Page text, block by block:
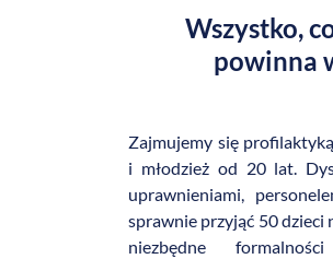
Wszystko,
powinna
Zajmujemy się
i młodzież od 20 lat.
uprawnieniami,
sprawnie przyjąć 50
niezbędne